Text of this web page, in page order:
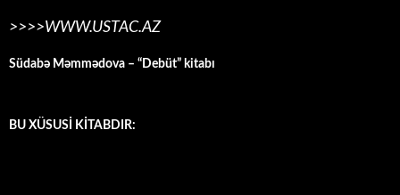
>>>>WWW.USTAC.AZ
Südabə Məmmədova – “Debüt” kitabı
BU XÜSUSİ KİTABDIR: